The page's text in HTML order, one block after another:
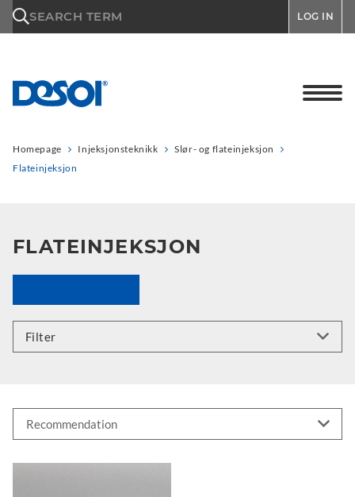
SEARCH TERM LOG IN
Homepage Injeksjonsteknikk
Slør- og flateinjeksjon
Flateinjeksjon
FLATEINJEKSJON
Filter